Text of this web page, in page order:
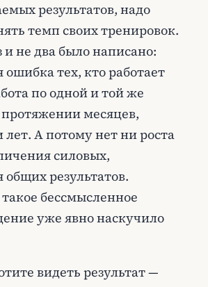
результатов, надо
темп своих тренировок.
и не два было написано:
тех, кто работает
по одной и той же
месяцев,
лет. А потому нет ни роста
силовых,
результатов.
бессмысленное
уже явно наскучило
видеть результат —